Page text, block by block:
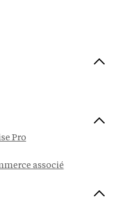
Pro
associé